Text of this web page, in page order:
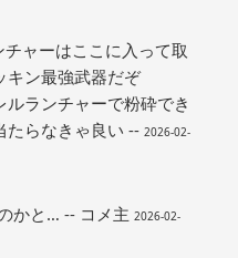
ャーはここに入って取
キン最強武器だぞ
ランチャーで粉砕でき
たらなきゃ良い -- 2026-02-
かと… -- コメ主 2026-02-